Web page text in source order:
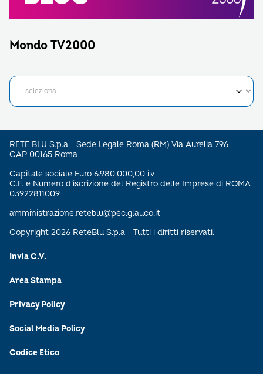
Mondo TV2000
RETE BLU S.p.a - Sede Legale Roma (RM) Via Aurelia 796 –
CAP 00165 Roma
Capitale sociale Euro 6.980.000,00 i.v
C.F. e Numero d’iscrizione del Registro delle Imprese di ROMA
03922811009
amministrazione.reteblu@pec.glauco.it
Copyright 2026 ReteBlu S.p.a - Tutti i diritti riservati.
Invia C.V.
Area Stampa
Privacy Policy
Social Media Policy
Codice Etico